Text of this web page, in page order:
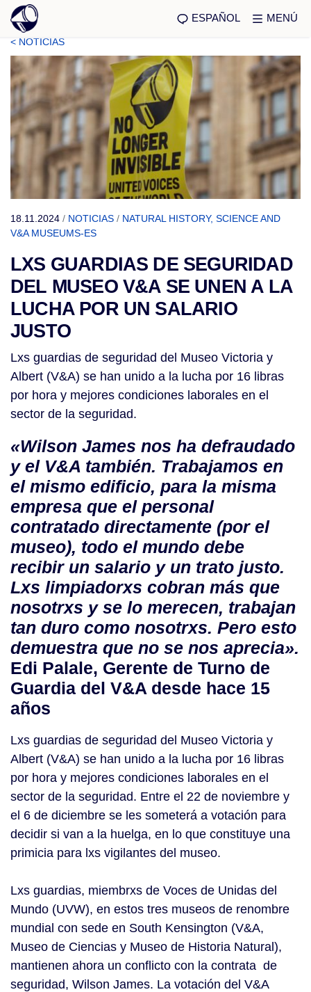
ESPAÑOL MENÚ
< NOTICIAS
18.11.2024 / NOTICIAS / NATURAL HISTORY, SCIENCE AND
V&A MUSEUMS-ES
LXS GUARDIAS DE SEGURIDAD
DEL MUSEO V&A SE UNEN A LA
LUCHA POR UN SALARIO
JUSTO
Lxs guardias de seguridad del Museo Victoria y
Albert (V&A) se han unido a la lucha por 16 libras
por hora y mejores condiciones laborales en el
sector de la seguridad.
«Wilson James nos ha defraudado
y el V&A también. Trabajamos en
el mismo edificio, para la misma
empresa que el personal
contratado directamente (por el
museo), todo el mundo debe
recibir un salario y un trato justo.
Lxs limpiadorxs cobran más que
nosotrxs y se lo merecen, trabajan
tan duro como nosotrxs. Pero esto
demuestra que no se nos aprecia».
Edi Palale, Gerente de Turno de
Guardia del V&A desde hace 15
años
Lxs guardias de seguridad del Museo Victoria y
Albert (V&A) se han unido a la lucha por 16 libras
por hora y mejores condiciones laborales en el
sector de la seguridad. Entre el 22 de noviembre y
el 6 de diciembre se les someterá a votación para
decidir si van a la huelga, en lo que constituye una
primicia para lxs vigilantes del museo.
Lxs guardias, miembrxs de Voces de Unidas del
Mundo (UVW), en estos tres museos de renombre
mundial con sede en South Kensington (V&A,
Museo de Ciencias y Museo de Historia Natural),
mantienen ahora un conflicto con la contrata de
seguridad, Wilson James. La votación del V&A